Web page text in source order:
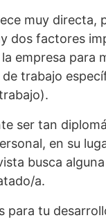
muy directa,
dos factores
empresa para
trabajo
ser tan
en su
busca
a.
tu